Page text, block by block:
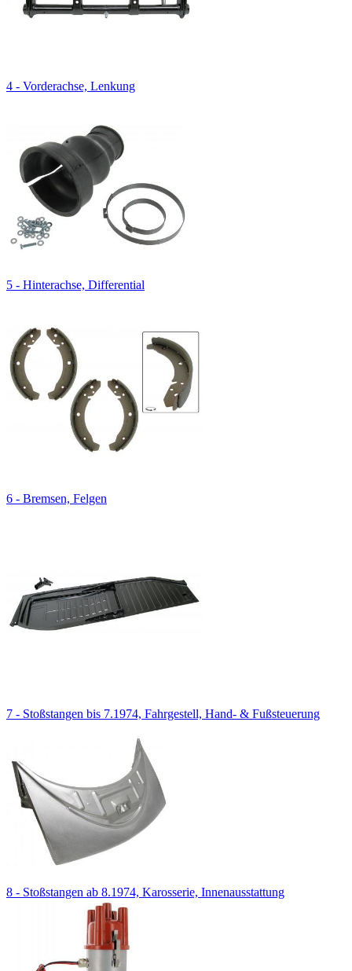
4 - Vorderachse, Lenkung
5 - Hinterachse, Differential
6 - Bremsen, Felgen
7 - Stoßstangen bis 7.1974, Fahrgestell, Hand- & Fußsteuerung
8 - Stoßstangen ab 8.1974, Karosserie, Innenausstattung